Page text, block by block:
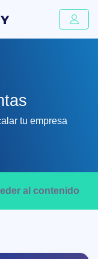
tu empresa
al contenido